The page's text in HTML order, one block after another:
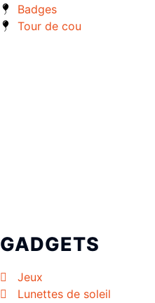
Badges
Tour de cou
GADGETS
Jeux
Lunettes de soleil